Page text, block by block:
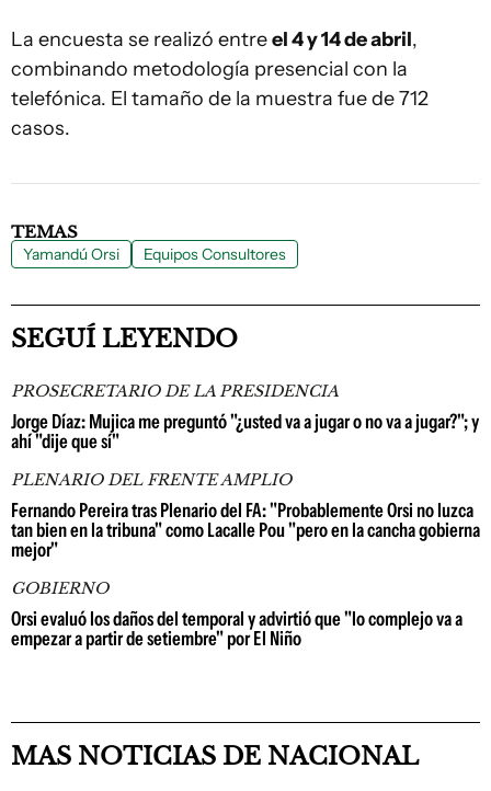
La encuesta se realizó entreel 4 y 14 de abril,
combinando metodología presencial con la
telefónica. El tamaño de la muestra fue de 712
casos.
TEMAS
Yamandú Orsi Equipos Consultores
SEGUÍ LEYENDO
PROSECRETARIO DE LA PRESIDENCIA
Jorge Díaz: Mujica me preguntó "¿usted va a jugar o no va a jugar?"; y
ahí "dije que sí"
PLENARIO DEL FRENTE AMPLIO
Fernando Pereira tras Plenario del FA: "Probablemente Orsi no luzca
tan bien en la tribuna" como Lacalle Pou "pero en la cancha gobierna
mejor"
GOBIERNO
Orsi evaluó los daños del temporal y advirtió que "lo complejo va a
empezar a partir de setiembre" por El Niño
MAS NOTICIAS DE NACIONAL